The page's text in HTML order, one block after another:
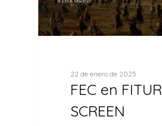
22 de enero de 2025
FEC en FITUR
SCREEN